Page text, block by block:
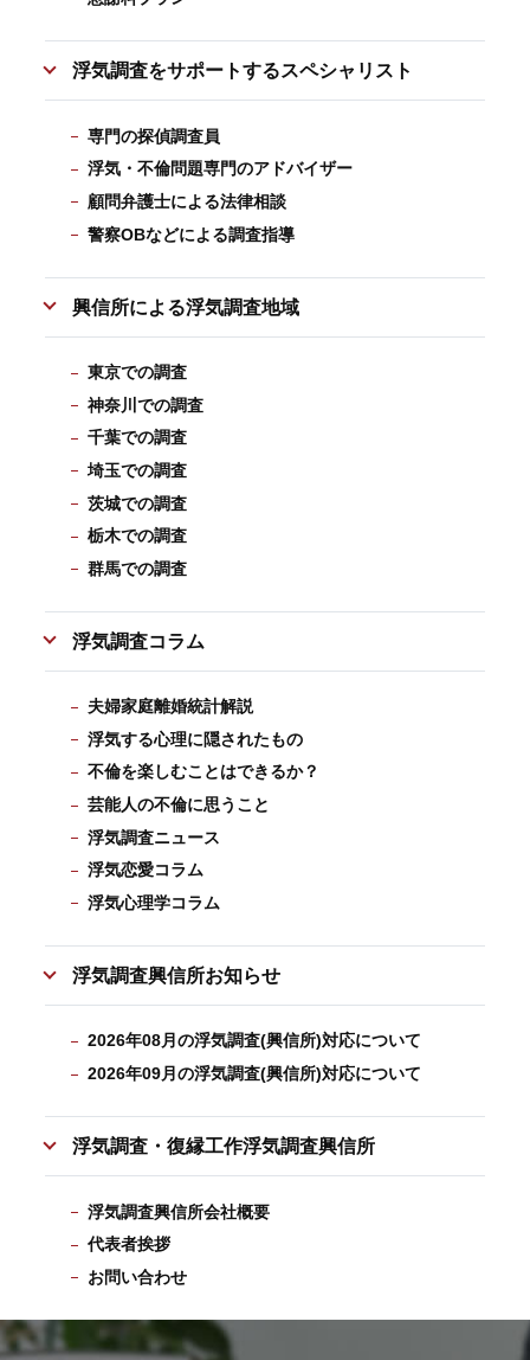
浮気調査をサポートするスペシャリスト
専門の探偵調査員
浮気・不倫問題専門のアドバイザー
顧問弁護士による法律相談
警察OBなどによる調査指導
興信所による浮気調査地域
東京での調査
神奈川での調査
千葉での調査
埼玉での調査
茨城での調査
栃木での調査
群馬での調査
浮気調査コラム
夫婦家庭離婚統計解説
浮気する心理に隠されたもの
不倫を楽しむことはできるか？
芸能人の不倫に思うこと
浮気調査ニュース
浮気恋愛コラム
浮気心理学コラム
浮気調査興信所お知らせ
2026年08月の浮気調査(興信所)対応について
2026年09月の浮気調査(興信所)対応について
浮気調査・復縁工作浮気調査興信所
浮気調査興信所会社概要
代表者挨拶
お問い合わせ